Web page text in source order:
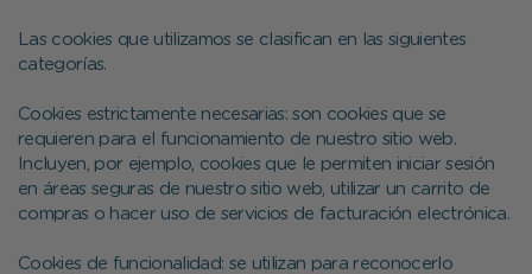
Las cookies que utilizamos se clasifican en las siguientes
categorías.
Cookies estrictamente necesarias: son cookies que se
requieren para el funcionamiento de nuestro sitio web.
Incluyen, por ejemplo, cookies que le permiten iniciar sesión
en áreas seguras de nuestro sitio web, utilizar un carrito de
compras o hacer uso de servicios de facturación electrónica.
Cookies de funcionalidad: se utilizan para reconocerlo